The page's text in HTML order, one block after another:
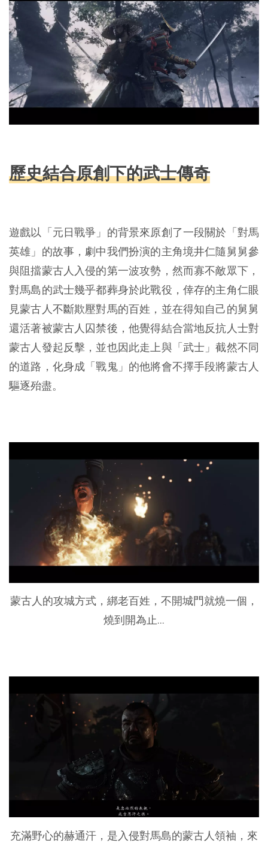
歷史結合原創下的武士傳奇
遊戲以「元日戰爭」的背景來原創了一段關於「對馬
英雄」的故事，劇中我們扮演的主角境井仁隨舅舅參
與阻擋蒙古人入侵的第一波攻勢，然而寡不敵眾下，
對馬島的武士幾乎都葬身於此戰役，倖存的主角仁眼
見蒙古人不斷欺壓對馬的百姓，並在得知自己的舅舅
還活著被蒙古人囚禁後，他覺得結合當地反抗人士對
蒙古人發起反擊，並也因此走上與「武士」截然不同
的道路，化身成「戰鬼」的他將會不擇手段將蒙古人
驅逐殆盡。
蒙古人的攻城方式，綁老百姓，不開城門就燒一個，
燒到開為止…
充滿野心的赫通汗，是入侵對馬島的蒙古人領袖，來